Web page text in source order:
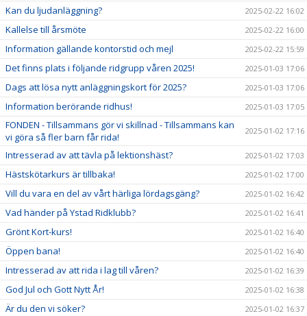
Kan du ljudanläggning? 2025-02-22 16:02
Kallelse till årsmöte 2025-02-22 16:00
Information gällande kontorstid och mejl 2025-02-22 15:59
Det finns plats i följande ridgrupp våren 2025! 2025-01-03 17:06
Dags att lösa nytt anläggningskort för 2025? 2025-01-03 17:06
Information berörande ridhus! 2025-01-03 17:05
FONDEN - Tillsammans gör vi skillnad - Tillsammans kan
vi göra så fler barn får rida!
2025-01-02 17:16
Intresserad av att tävla på lektionshäst? 2025-01-02 17:03
Hästskötarkurs är tillbaka! 2025-01-02 17:00
Vill du vara en del av vårt härliga lördagsgäng? 2025-01-02 16:42
Vad händer på Ystad Ridklubb? 2025-01-02 16:41
Grönt Kort-kurs! 2025-01-02 16:40
Öppen bana! 2025-01-02 16:40
Intresserad av att rida i lag till våren? 2025-01-02 16:39
God Jul och Gott Nytt År! 2025-01-02 16:38
Är du den vi söker? 2025-01-02 16:37